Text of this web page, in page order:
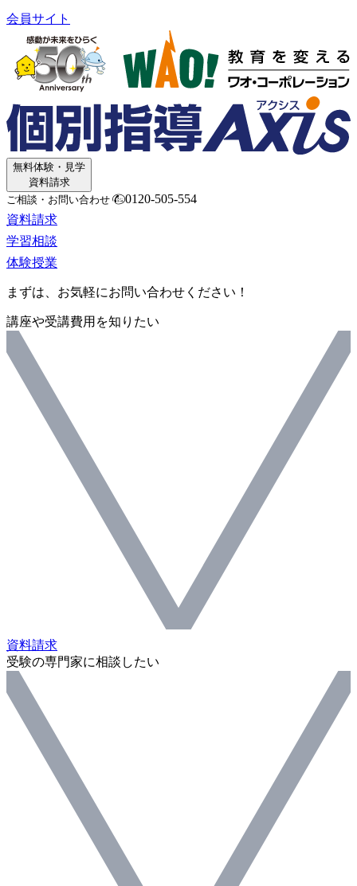
会員サイト
無料体験・見学
資料請求
ご相談・お問い合わせ
0120-505-554
資料請求
学習相談
体験授業
まずは、お気軽にお問い合わせください！
講座や受講費用を知りたい
資料請求
受験の専門家に相談したい